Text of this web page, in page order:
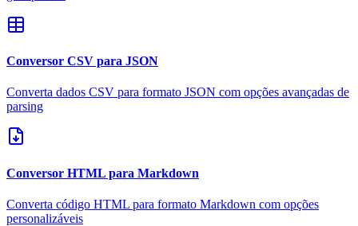
Conversor CSV para JSON
Converta dados CSV para formato JSON com opções avançadas de
parsing
Conversor HTML para Markdown
Converta código HTML para formato Markdown com opções
personalizáveis